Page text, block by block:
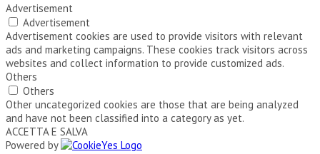
Advertisement
Advertisement
Advertisement cookies are used to provide visitors with relevant
ads and marketing campaigns. These cookies track visitors across
websites and collect information to provide customized ads.
Others
Others
Other uncategorized cookies are those that are being analyzed
and have not been classified into a category as yet.
ACCETTA E SALVA
Powered by